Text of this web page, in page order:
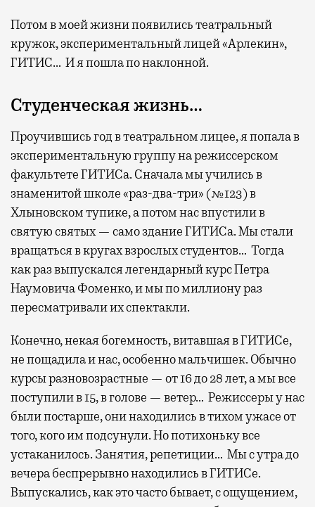
Потом в моей жизни появились театральный
кружок, экспериментальный лицей «Арлекин»,
ГИТИС… И я пошла по наклонной.
Студенческая жизнь…
Проучившись год в театральном лицее, я попала в
экспериментальную группу на режиссерском
факультете ГИТИСа. Сначала мы учились в
знаменитой школе «раз-два-три» (№123) в
Хлыновском тупике, а потом нас впустили в
святую святых — само здание ГИТИСа. Мы стали
вращаться в кругах взрослых студентов… Тогда
как раз выпускался легендарный курс Петра
Наумовича Фоменко, и мы по миллиону раз
пересматривали их спектакли.
Конечно, некая богемность, витавшая в ГИТИСе,
не пощадила и нас, особенно мальчишек. Обычно
курсы разновозрастные — от 16 до 28 лет, а мы все
поступили в 15, в голове — ветер… Режиссеры у нас
были постарше, они находились в тихом ужасе от
того, кого им подсунули. Но потихоньку все
устаканилось. Занятия, репетиции… Мы с утра до
вечера беспрерывно находились в ГИТИСе.
Выпускались, как это часто бывает, с ощущением,